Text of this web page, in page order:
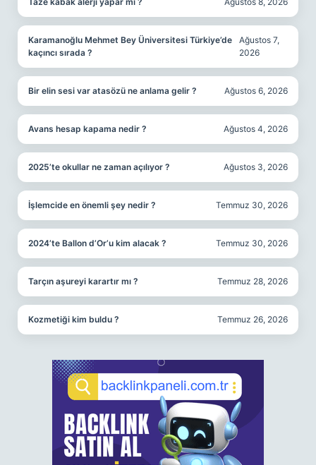
Karamanoğlu Mehmet Bey Üniversitesi Türkiye’de
kaçıncı sırada ?
Ağustos 7,
2026
Bir elin sesi var atasözü ne anlama gelir ? Ağustos 6, 2026
Avans hesap kapama nedir ? Ağustos 4, 2026
2025’te okullar ne zaman açılıyor ? Ağustos 3, 2026
İşlemcide en önemli şey nedir ? Temmuz 30, 2026
2024’te Ballon d’Or’u kim alacak ? Temmuz 30, 2026
Tarçın aşureyi karartır mı ? Temmuz 28, 2026
Kozmetiği kim buldu ? Temmuz 26, 2026